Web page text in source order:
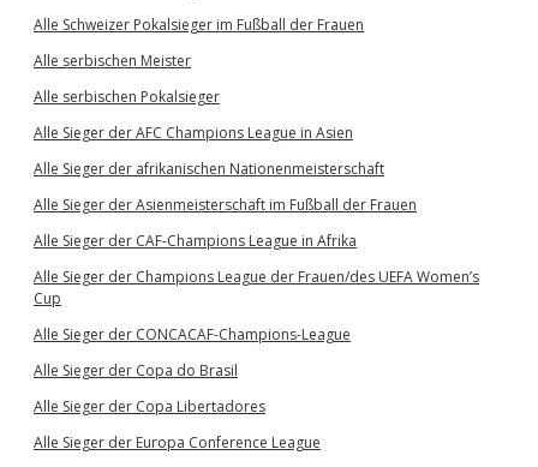
Alle Schweizer Pokalsieger im Fußball der Frauen
Alle serbischen Meister
Alle serbischen Pokalsieger
Alle Sieger der AFC Champions League in Asien
Alle Sieger der afrikanischen Nationenmeisterschaft
Alle Sieger der Asienmeisterschaft im Fußball der Frauen
Alle Sieger der CAF-Champions League in Afrika
Alle Sieger der Champions League der Frauen/des UEFA Women’s
Cup
Alle Sieger der CONCACAF-Champions-League
Alle Sieger der Copa do Brasil
Alle Sieger der Copa Libertadores
Alle Sieger der Europa Conference League